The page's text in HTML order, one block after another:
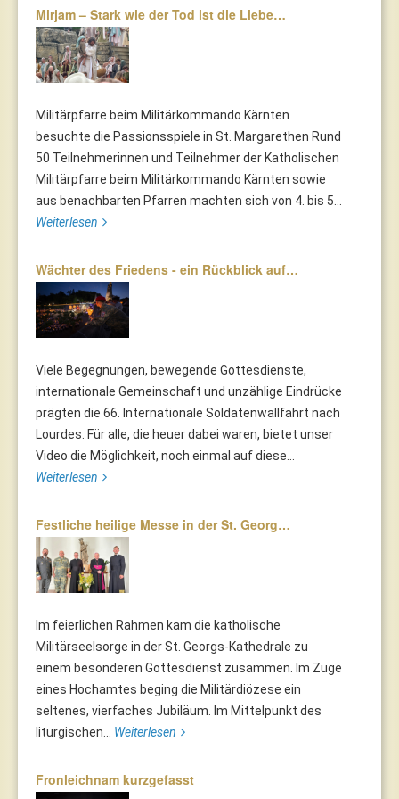
Mirjam – Stark wie der Tod ist die Liebe…
Militärpfarre beim Militärkommando Kärnten
besuchte die Passionsspiele in St. Margarethen Rund
50 Teilnehmerinnen und Teilnehmer der Katholischen
Militärpfarre beim Militärkommando Kärnten sowie
aus benachbarten Pfarren machten sich von 4. bis 5...
Weiterlesen
Wächter des Friedens - ein Rückblick auf…
Viele Begegnungen, bewegende Gottesdienste,
internationale Gemeinschaft und unzählige Eindrücke
prägten die 66. Internationale Soldatenwallfahrt nach
Lourdes. Für alle, die heuer dabei waren, bietet unser
Video die Möglichkeit, noch einmal auf diese...
Weiterlesen
Festliche heilige Messe in der St. Georg…
Im feierlichen Rahmen kam die katholische
Militärseelsorge in der St. Georgs-Kathedrale zu
einem besonderen Gottesdienst zusammen. Im Zuge
eines Hochamtes beging die Militärdiözese ein
seltenes, vierfaches Jubiläum. Im Mittelpunkt des
liturgischen... Weiterlesen
Fronleichnam kurzgefasst